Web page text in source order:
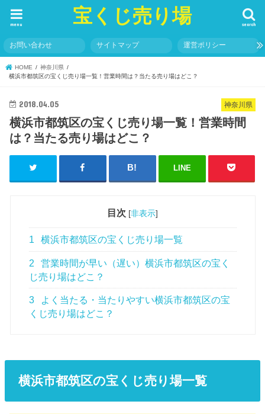
宝くじ売り場 search
menu
お問い合わせ サイトマップ 運営ポリシー
HOME
神奈川県
横浜市都筑区の宝くじ売り場一覧！営業時間は？当たる売り場はどこ？
神奈川県
2018.04.05
横浜市都筑区の宝くじ売り場一覧！営業時間
は？当たる売り場はどこ？
LINE
目次 [非表示]
1 横浜市都筑区の宝くじ売り場一覧
2
営業時間が早い（遅い）横浜市都筑区の宝く
じ売り場はどこ？
3
よく当たる・当たりやすい横浜市都筑区の宝
くじ売り場はどこ？
横浜市都筑区の宝くじ売り場一覧